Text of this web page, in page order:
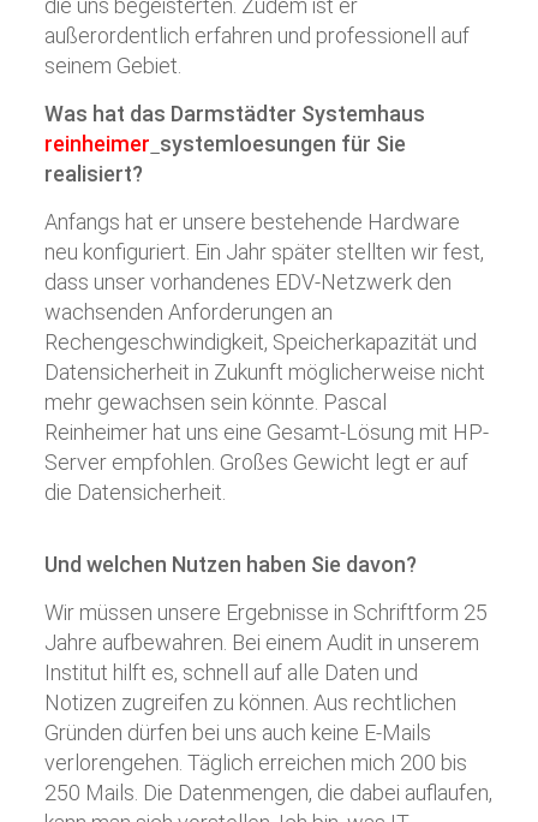
die uns begeisterten. Zudem ist er
außerordentlich erfahren und professionell auf
seinem Gebiet.
Was hat das Darmstädter Systemhaus
reinheimer systemloesungen für Sie
realisiert?
Anfangs hat er unsere bestehende Hardware
neu konfiguriert. Ein Jahr später stellten wir fest,
dass unser vorhandenes EDV-Netzwerk den
wachsenden Anforderungen an
Rechengeschwindigkeit, Speicherkapazität und
Datensicherheit in Zukunft möglicherweise nicht
mehr gewachsen sein könnte. Pascal
Reinheimer hat uns eine Gesamt-Lösung mit HP-
Server empfohlen. Großes Gewicht legt er auf
die Datensicherheit.
Und welchen Nutzen haben Sie davon?
Wir müssen unsere Ergebnisse in Schriftform 25
Jahre aufbewahren. Bei einem Audit in unserem
Institut hilft es, schnell auf alle Daten und
Notizen zugreifen zu können. Aus rechtlichen
Gründen dürfen bei uns auch keine E-Mails
verlorengehen. Täglich erreichen mich 200 bis
250 Mails. Die Datenmengen, die dabei auflaufen,